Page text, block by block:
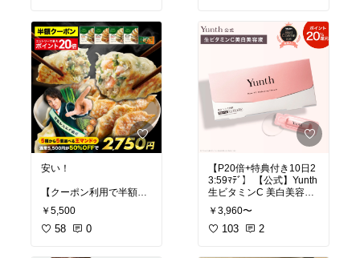
安い！
【クーポン利用で半額★
9日1時59分まで】5,500
円→2,750円 最大1.75kg
王マンドゥ 選べる5個セ
￥5,500
58 0
ン お買い物マラソン #セ
ルフケア
【P20倍+特典付き10日2
3:59ﾏﾃﾞ】 【公式】Yunth
生ビタミンC 美白美容液
1ml×28包 | 美容液 ビタミ
ンC 導入美容液 先行美容
液 ブースター 美白 ラン
￥3,960〜
103 2